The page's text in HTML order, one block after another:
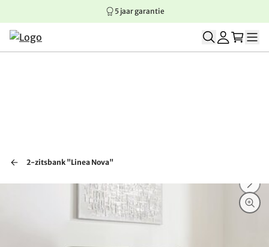
Springen naar hoofdinhoud
Springen naar hoofdnavigatie
Springen naar voettekst
5 jaar garantie
2-zitsbank "Linea Nova"